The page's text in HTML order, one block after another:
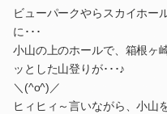
ビューパークやらスカイホー
に･･･
小山の上のホールで、箱根ヶ
ッとした山登りが･･･♪
＼(^o^)／
ヒィヒィ～言いながら、小山